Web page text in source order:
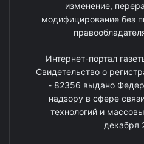
изменение,
модифицирование без
Интернет-портал
Свидетельство о
- 82356 выдано
надзору в сфере
технологий и
декабря